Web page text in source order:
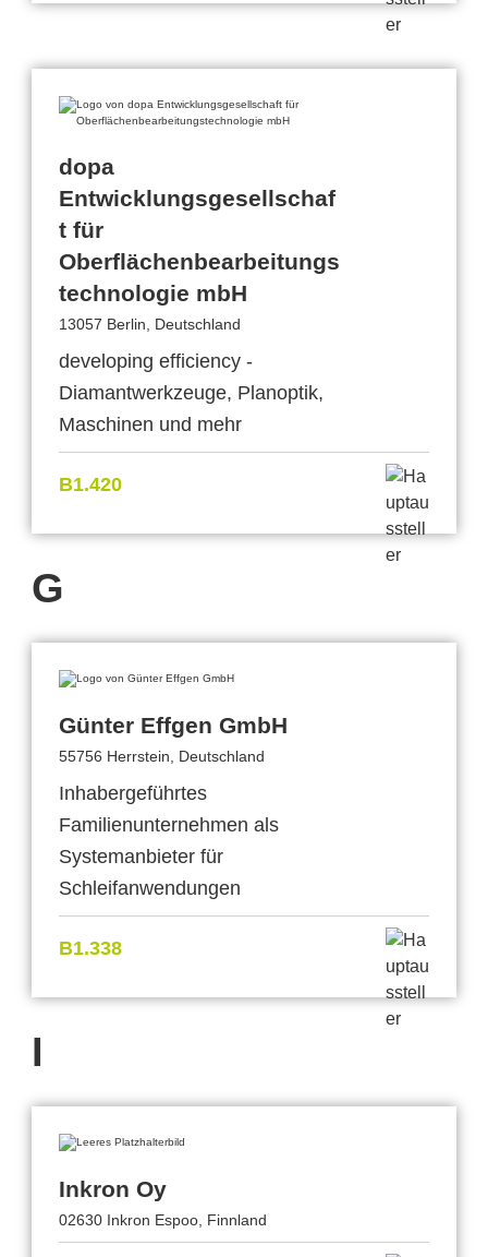
dopa
Entwicklungsgesellschaf
t für
Oberflächenbearbeitungs
technologie mbH
13057 Berlin, Deutschland
developing efficiency -
Diamantwerkzeuge, Planoptik,
Maschinen und mehr
B1.420
G
Günter Effgen GmbH
55756 Herrstein, Deutschland
Inhabergeführtes
Familienunternehmen als
Systemanbieter für
Schleifanwendungen
B1.338
I
Inkron Oy
02630 Inkron Espoo, Finnland